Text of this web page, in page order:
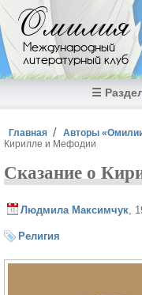
Перейти к основному
Омилия
Международный
литературный клуб
☰
Вы здесь
Главная Авторы
Кирилле и Мефодии
Сказание о
Людмила Максимчук ,
Религия